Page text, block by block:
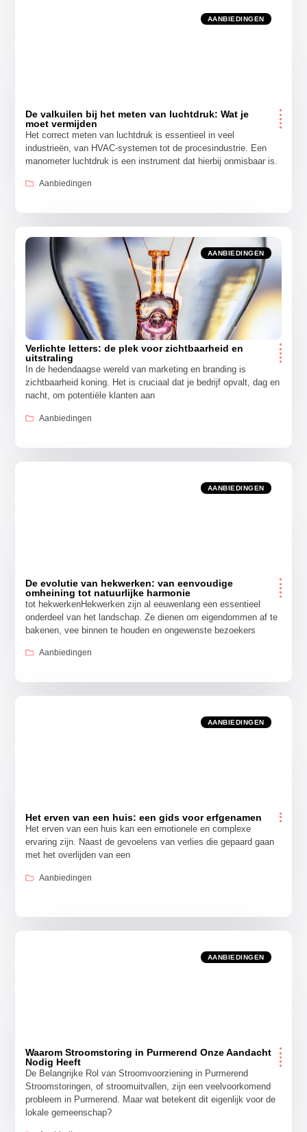
AANBIEDINGEN
De valkuilen bij het meten van luchtdruk: Wat je
moet vermijden
Het correct meten van luchtdruk is essentieel in veel
industrieën, van HVAC-systemen tot de procesindustrie. Een
manometer luchtdruk is een instrument dat hierbij onmisbaar is.
Aanbiedingen
AANBIEDINGEN
Verlichte letters: de plek voor zichtbaarheid en
uitstraling
In de hedendaagse wereld van marketing en branding is
zichtbaarheid koning. Het is cruciaal dat je bedrijf opvalt, dag en
nacht, om potentiële klanten aan
Aanbiedingen
AANBIEDINGEN
De evolutie van hekwerken: van eenvoudige
omheining tot natuurlijke harmonie
tot hekwerkenHekwerken zijn al eeuwenlang een essentieel
onderdeel van het landschap. Ze dienen om eigendommen af te
bakenen, vee binnen te houden en ongewenste bezoekers
Aanbiedingen
AANBIEDINGEN
Het erven van een huis: een gids voor erfgenamen
Het erven van een huis kan een emotionele en complexe
ervaring zijn. Naast de gevoelens van verlies die gepaard gaan
met het overlijden van een
Aanbiedingen
AANBIEDINGEN
Waarom Stroomstoring in Purmerend Onze Aandacht
Nodig Heeft
De Belangrijke Rol van Stroomvoorziening in Purmerend
Stroomstoringen, of stroomuitvallen, zijn een veelvoorkomend
probleem in Purmerend. Maar wat betekent dit eigenlijk voor de
lokale gemeenschap?